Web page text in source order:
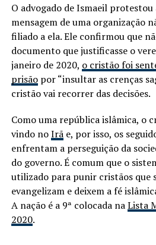
O advogado de Ismaeil
mensagem de uma organização
filiado a ela. Ele confirmou que
documento que justificasse o
janeiro de 2020, o cristão foi
prisãopor “insultar as crenças
cristão vai recorrer das decisões.
Como uma república islâmica, o
vindo noIrãe, por isso, os
enfrentam a perseguição da
do governo. É comum que o
utilizado para punir cristãos que
evangelizam e deixem a fé
A nação é a 9ª colocada naLista
2020.